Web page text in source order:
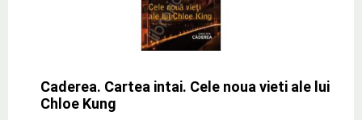
Caderea. Cartea intai. Cele noua vieti ale lui
Chloe Kung